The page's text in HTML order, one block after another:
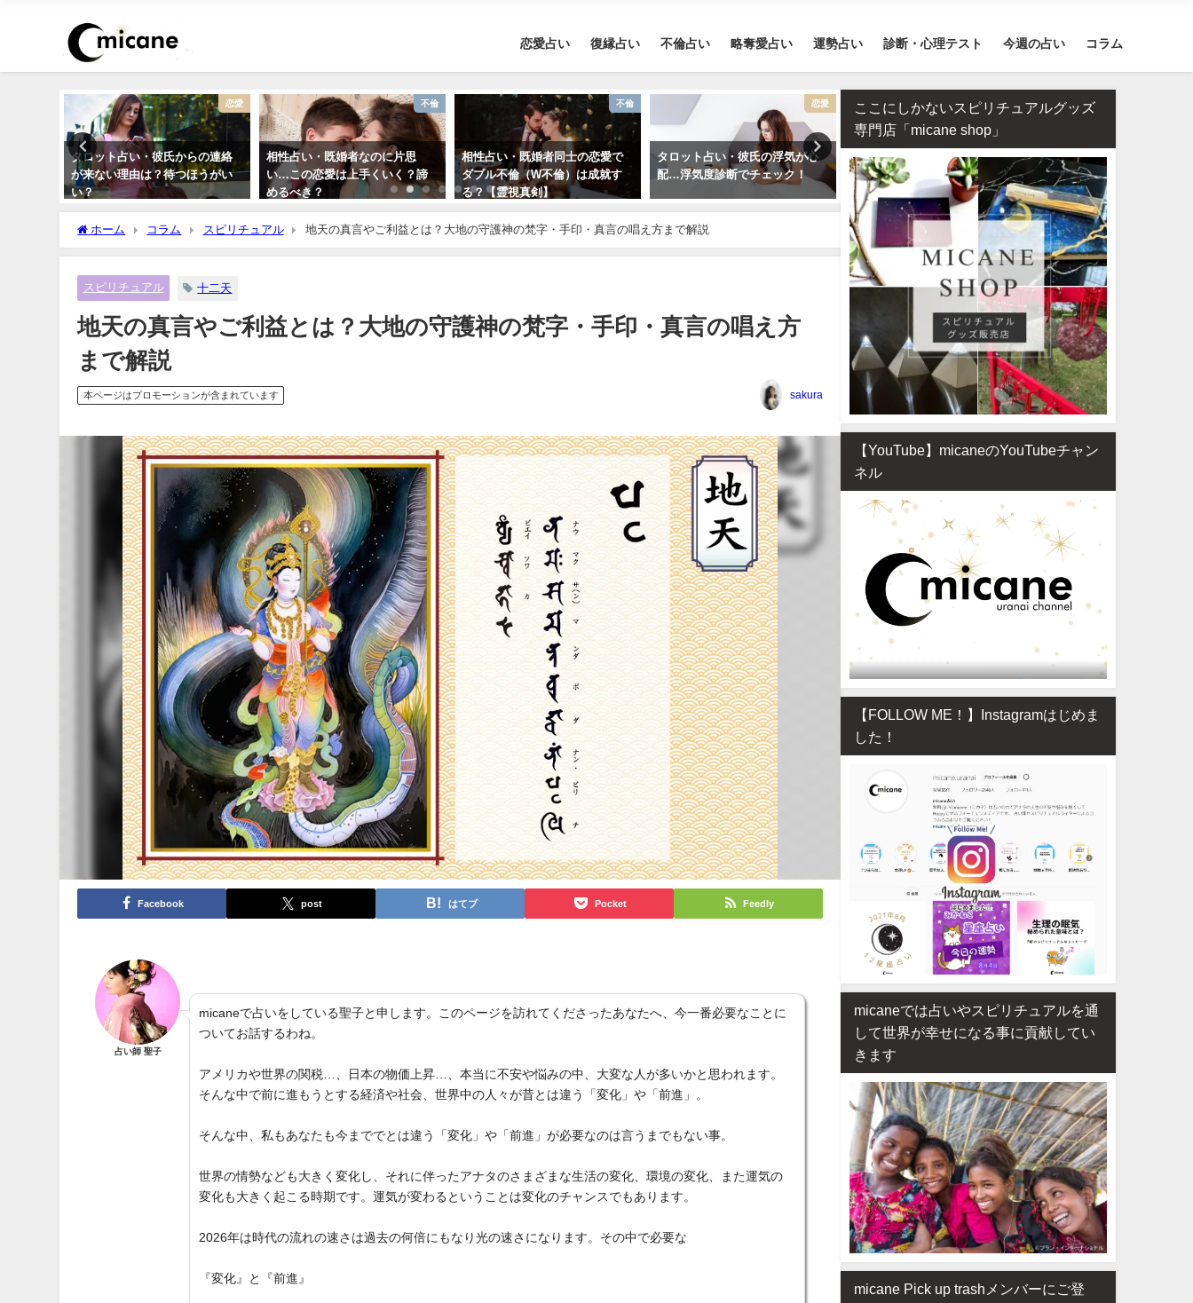
恋愛占い 復縁占い 不倫占い 略奪愛占い 運勢占い 診断・心理テスト 今週の占い コラム
恋愛
タロット占い・彼氏からの連絡
が来ない理由は？待つほうがい
い？
不倫
相性占い・既婚者なのに片思
い…この恋愛は上手くいく？諦
めるべき？
不倫
相性占い・既婚者同士の恋愛で
ダブル不倫（W不倫）は成就す
る？【霊視真剣】
恋愛
タロット占い・彼氏の浮気が心
配…浮気度診断でチェック！
干支占い
干支占い2026年（令和8年）【十
二支＋60種類（60干支）の運
勢・性格・相性を無料紹介】
タロット占い・元彼の今の
対する気持ちは？どう思っ
る？
ホーム コラム スピリチュアル 地天の真言やご利益とは？大地の守護神の梵字・手印・真言の唱え方まで解説
スピリチュアル 十二天
地天の真言やご利益とは？大地の守護神の梵字・手印・真言の唱え方
まで解説
本ページはプロモーションが含まれています sakura
Facebook post はてブ Pocket Feedly
占い師 聖子
micaneで占いをしている聖子と申します。このページを訪れてくださったあなたへ、今一番必要なことに
ついてお話するわね。
アメリカや世界の関税…、日本の物価上昇…、本当に不安や悩みの中、大変な人が多いかと思われます。
そんな中で前に進もうとする経済や社会、世界中の人々が昔とは違う「変化」や「前進」。
そんな中、私もあなたも今まででとは違う「変化」や「前進」が必要なのは言うまでもない事。
世界の情勢なども大きく変化し、それに伴ったアナタのさまざまな生活の変化、環境の変化、また運気の
変化も大きく起こる時期です。運気が変わるということは変化のチャンスでもあります。
2026年は時代の流れの速さは過去の何倍にもなり光の速さになります。その中で必要な
『変化』と『前進』
ここにしかないスピリチュアルグッズ
専門店「micane shop」
【YouTube】micaneのYouTubeチャン
ネル
【FOLLOW ME！】Instagramはじめま
した！
micaneでは占いやスピリチュアルを通
して世界が幸せになる事に貢献してい
きます
micane Pick up trashメンバーにご登